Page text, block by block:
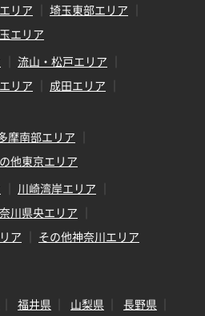
リア
埼玉東部エリア
エリア
流山・松戸エリア
リア
成田エリア
摩南部エリア
他東京エリア
川崎湾岸エリア
川県央エリア
ア その他神奈川エリア
福井県 山梨県
長野県